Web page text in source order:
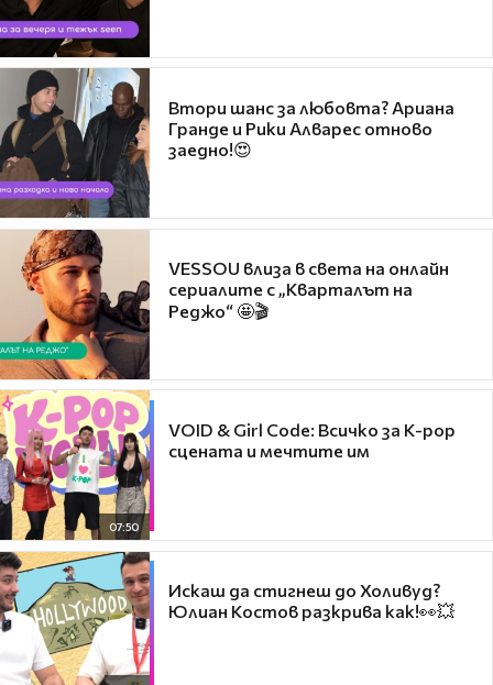
Втори шанс за любовта? Ариана
Гранде и Рики Алварес отново
заедно!😍
VESSOU влиза в света на онлайн
сериалите с „Кварталът на
Реджо“ 🤩🎬
07:50
VOID & Girl Code: Всичко за K-pop
сцената и мечтите им
Искаш да стигнеш до Холивуд?
Юлиан Костов разкрива как!👀💥